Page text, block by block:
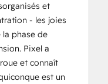
et
- les joies
phase de
Pixel a
et connaît
est un